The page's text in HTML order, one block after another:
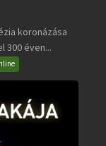
koronázása
300 éven...